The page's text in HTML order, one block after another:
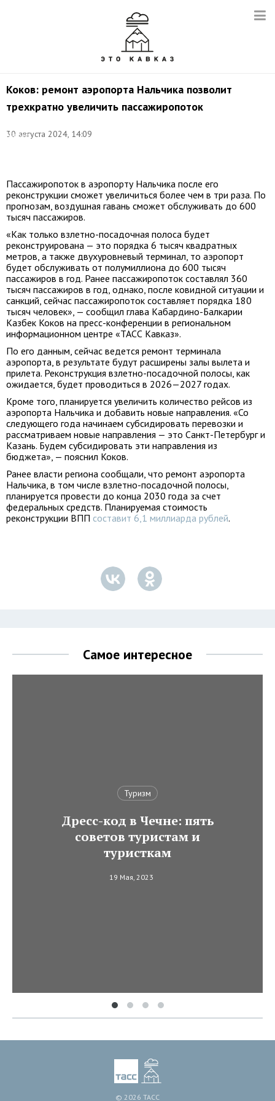
Коков: ремонт аэропорта Нальчика позволит
трехкратно увеличить пассажиропоток
30 августа 2024, 14:09
Фото
Марина
Пассажиропоток в аэропорту Нальчика после его
реконструкции сможет увеличиться более чем в три раза. По
прогнозам, воздушная гавань сможет обслуживать до 600
тысяч пассажиров.
«Как только взлетно-посадочная полоса будет
реконструирована — это порядка 6 тысяч квадратных
метров, а также двухуровневый терминал, то аэропорт
будет обслуживать от полумиллиона до 600 тысяч
пассажиров в год. Ранее пассажиропоток составлял 360
тысяч пассажиров в год, однако, после ковидной ситуации и
санкций, сейчас пассажиропоток составляет порядка 180
тысяч человек», — сообщил глава Кабардино-Балкарии
Казбек Коков на пресс-конференции в региональном
информационном центре «ТАСС Кавказ».
По его данным, сейчас ведется ремонт терминала
аэропорта, в результате будут расширены залы вылета и
прилета. Реконструкция взлетно-посадочной полосы, как
ожидается, будет проводиться в 2026—2027 годах.
Кроме того, планируется увеличить количество рейсов из
аэропорта Нальчика и добавить новые направления. «Со
следующего года начинаем субсидировать перевозки и
рассматриваем новые направления — это Санкт-Петербург и
Казань. Будем субсидировать эти направления из
бюджета», — пояснил Коков.
Ранее власти региона сообщали, что ремонт аэропорта
Нальчика, в том числе взлетно-посадочной полосы,
планируется провести до конца 2030 года за счет
федеральных средств. Планируемая стоимость
реконструкции ВПП составит 6,1 миллиарда рублей.
Самое интересное
Туризм
Дресс-код в Чечне: пять
советов туристам и
туристкам
19 Мая, 2023
© 2026 ТАСС